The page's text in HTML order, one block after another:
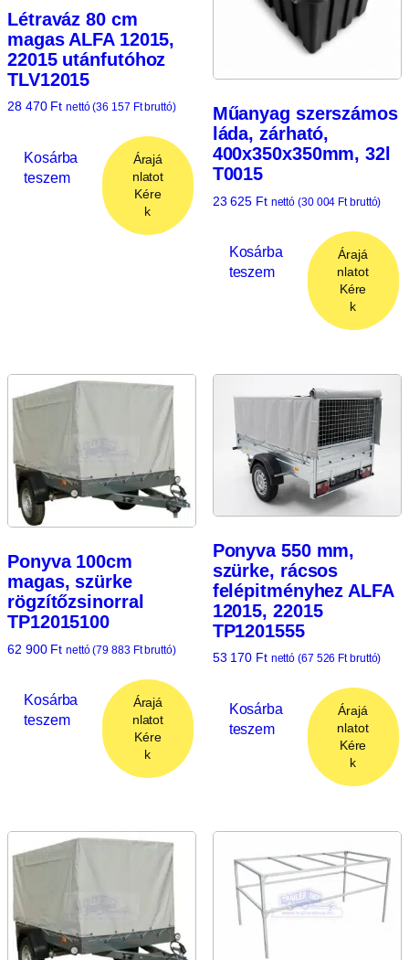
Létraváz 80 cm
magas ALFA 12015,
22015 utánfutóhoz
TLV12015
28 470 Ft nettó (36 157 Ftbruttó)
Kosárba
teszem
Árajá
nlatot
Kére
k
Műanyag szerszámos
láda, zárható,
400x350x350mm, 32l
T0015
23 625 Ft nettó (30 004 Ftbruttó)
Kosárba
teszem
Árajá
nlatot
Kére
k
Ponyva 100cm
magas, szürke
rögzítőzsinorral
TP12015100
62 900 Ft nettó (79 883 Ftbruttó)
Kosárba
teszem
Árajá
nlatot
Kére
k
Ponyva 550 mm,
szürke, rácsos
felépitményhez ALFA
12015, 22015
TP1201555
53 170 Ft nettó (67 526 Ftbruttó)
Kosárba
teszem
Árajá
nlatot
Kére
k